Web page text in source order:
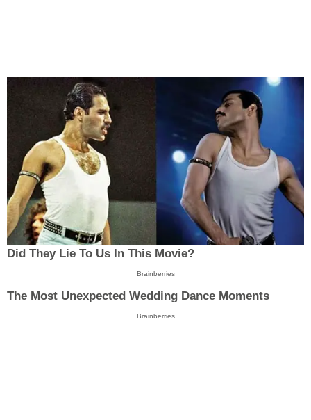
Did They Lie To Us In This Movie?
Brainberries
The Most Unexpected Wedding Dance Moments
Brainberries